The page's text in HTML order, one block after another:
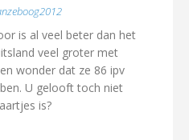
is al veel beter dan het
veel groter met
wonder dat ze 86 ipv
U gelooft toch niet
is?